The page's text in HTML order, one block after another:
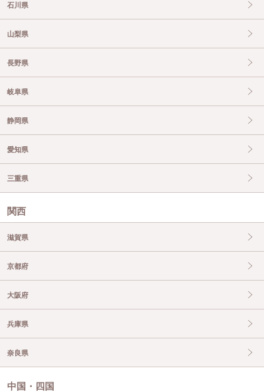
石川県
山梨県
長野県
岐阜県
静岡県
愛知県
三重県
関西
滋賀県
京都府
大阪府
兵庫県
奈良県
中国・四国